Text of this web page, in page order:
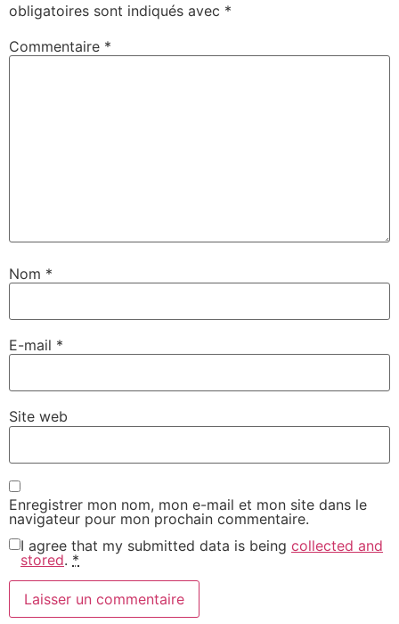
obligatoires sont indiqués avec *
Commentaire *
Nom *
E-mail *
Site web
Enregistrer mon nom, mon e-mail et mon site dans le
navigateur pour mon prochain commentaire.
I agree that my submitted data is being collected and
stored. *